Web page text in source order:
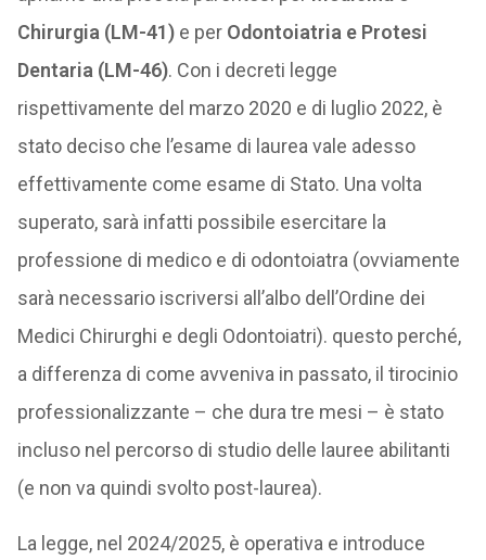
Chirurgia (LM-41)e per Odontoiatria e Protesi
Dentaria (LM-46). Con i decreti legge
rispettivamente del marzo 2020 e di luglio 2022, è
stato deciso che l’esame di laurea vale adesso
effettivamente come esame di Stato. Una volta
superato, sarà infatti possibile esercitare la
professione di medico e di odontoiatra (ovviamente
sarà necessario iscriversi all’albo dell’Ordine dei
Medici Chirurghi e degli Odontoiatri). questo perché,
a differenza di come avveniva in passato, il tirocinio
professionalizzante – che dura tre mesi – è stato
incluso nel percorso di studio delle lauree abilitanti
(e non va quindi svolto post-laurea).
La legge, nel 2024/2025, è operativa e introduce